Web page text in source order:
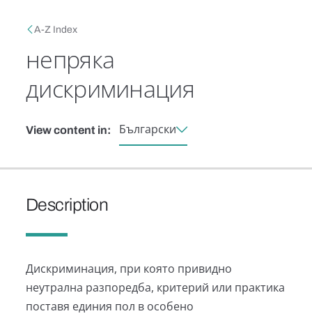
Breadcrumb
A-Z Index
непряка
дискриминация
View content in: Български
Description
Дискриминация, при която привидно
неутрална разпоредба, критерий или практика
поставя единия пол в особено